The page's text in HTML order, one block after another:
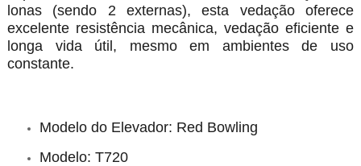
lonas (sendo 2 externas), esta vedação oferece
excelente resistência mecânica, vedação eficiente e
longa vida útil, mesmo em ambientes de uso
constante.
Modelo do Elevador: Red Bowling
Modelo: T720